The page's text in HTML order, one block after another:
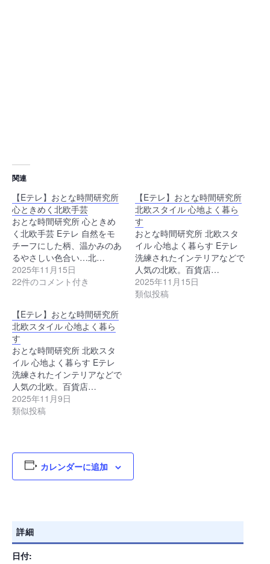
関連
【Eテレ】おとな時間研究所
心ときめく北欧手芸
おとな時間研究所 心ときめ
く北欧手芸 Eテレ 自然をモ
チーフにした柄、温かみのあ
るやさしい色合い…北…
2025年11月15日
22件のコメント付き
【Eテレ】おとな時間研究所
北欧スタイル 心地よく暮ら
す
おとな時間研究所 北欧スタ
イル 心地よく暮らす Eテレ
洗練されたインテリアなどで
人気の北欧。百貨店…
2025年11月15日
類似投稿
【Eテレ】おとな時間研究所
北欧スタイル 心地よく暮ら
す
おとな時間研究所 北欧スタ
イル 心地よく暮らす Eテレ
洗練されたインテリアなどで
人気の北欧。百貨店…
2025年11月9日
類似投稿
カレンダーに追加
詳細
日付: